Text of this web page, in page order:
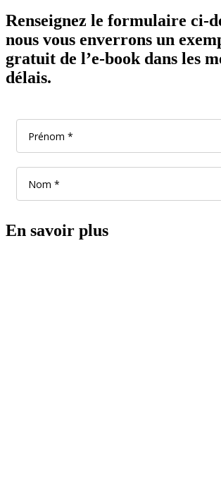
Renseignez le formulaire ci-
nous vous enverrons un
gratuit de l’e-book dans les
délais.
En savoir plus